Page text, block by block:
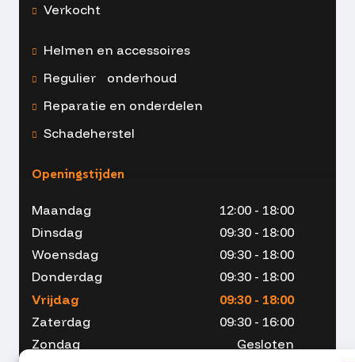
Verkocht
Helmen en accessoires
Regulier onderhoud
Reparatie en onderdelen
Schadeherstel
Openingstijden
Maandag
12:00 - 18:00
Dinsdag
09:30 - 18:00
Woensdag
09:30 - 18:00
Donderdag
09:30 - 18:00
Vrijdag
09:30 - 18:00
Zaterdag
09:30 - 16:00
Zondag
Gesloten